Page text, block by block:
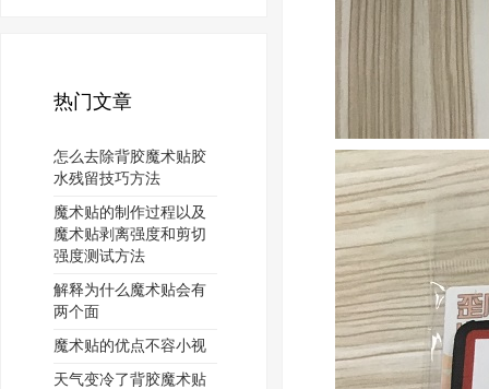
热门文章
怎么去除背胶魔术贴胶
水残留技巧方法
魔术贴的制作过程以及
魔术贴剥离强度和剪切
强度测试方法
解释为什么魔术贴会有
两个面
魔术贴的优点不容小视
天气变冷了背胶魔术贴